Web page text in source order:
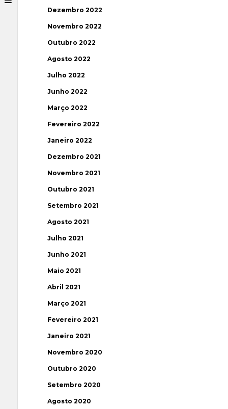
Dezembro 2022
Novembro 2022
Outubro 2022
Agosto 2022
Julho 2022
Junho 2022
Março 2022
Fevereiro 2022
Janeiro 2022
Dezembro 2021
Novembro 2021
Outubro 2021
Setembro 2021
Agosto 2021
Julho 2021
Junho 2021
Maio 2021
Abril 2021
Março 2021
Fevereiro 2021
Janeiro 2021
Novembro 2020
Outubro 2020
Setembro 2020
Agosto 2020